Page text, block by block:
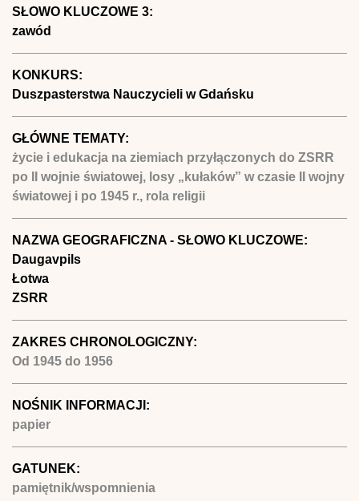
SŁOWO KLUCZOWE 3:
zawód
KONKURS:
Duszpasterstwa Nauczycieli w Gdańsku
GŁÓWNE TEMATY:
życie i edukacja na ziemiach przyłączonych do ZSRR
po II wojnie światowej, losy „kułaków” w czasie II wojny
światowej i po 1945 r., rola religii
NAZWA GEOGRAFICZNA - SŁOWO KLUCZOWE:
Daugavpils
Łotwa
ZSRR
ZAKRES CHRONOLOGICZNY:
Od 1945 do 1956
NOŚNIK INFORMACJI:
papier
GATUNEK:
pamiętnik/wspomnienia